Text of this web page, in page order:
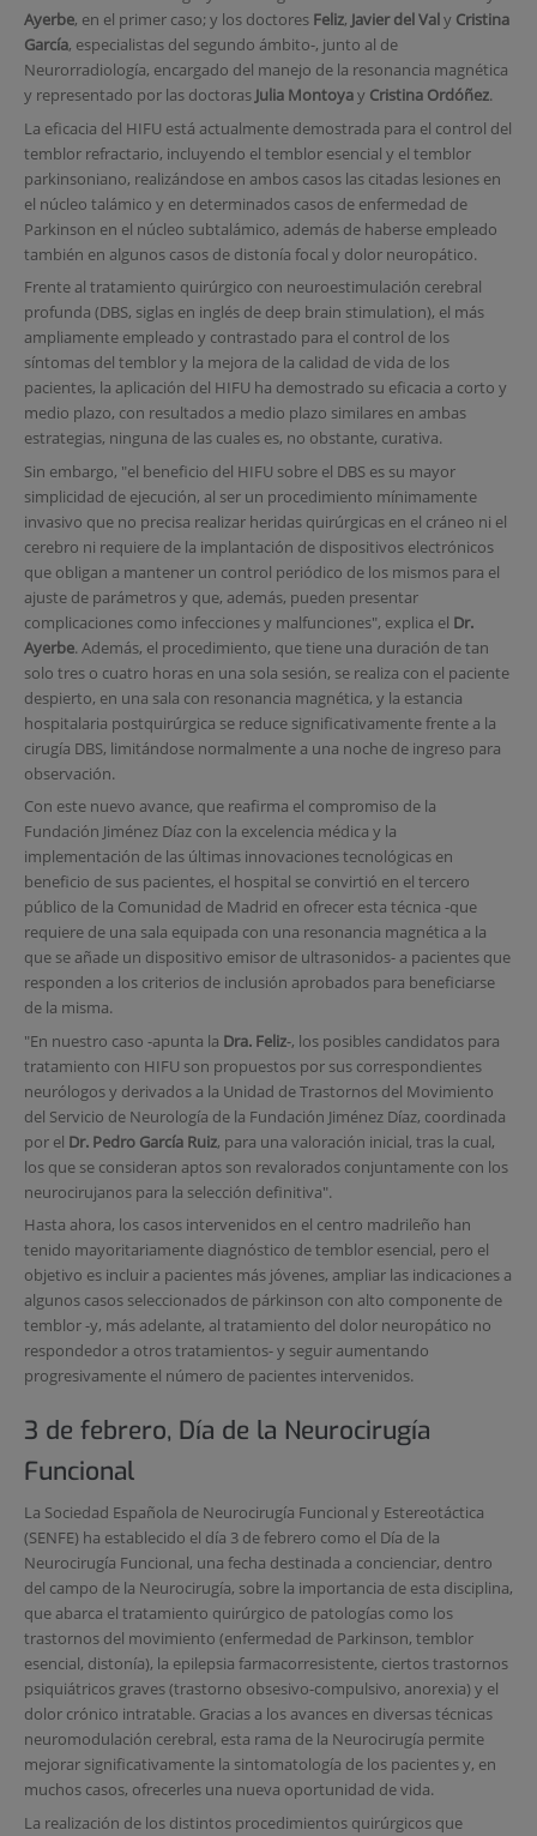
Ayerbe, en el primer caso; y los doctores Feliz, Javier del Val y Cristina
García, especialistas del segundo ámbito-, junto al de
Neurorradiología, encargado del manejo de la resonancia magnética
y representado por las doctoras Julia Montoyay Cristina Ordóñez.
La eficacia del HIFU está actualmente demostrada para el control del
temblor refractario, incluyendo el temblor esencial y el temblor
parkinsoniano, realizándose en ambos casos las citadas lesiones en
el núcleo talámico y en determinados casos de enfermedad de
Parkinson en el núcleo subtalámico, además de haberse empleado
también en algunos casos de distonía focal y dolor neuropático.
Frente al tratamiento quirúrgico con neuroestimulación cerebral
profunda (DBS, siglas en inglés de deep brain stimulation), el más
ampliamente empleado y contrastado para el control de los
síntomas del temblor y la mejora de la calidad de vida de los
pacientes, la aplicación del HIFU ha demostrado su eficacia a corto y
medio plazo, con resultados a medio plazo similares en ambas
estrategias, ninguna de las cuales es, no obstante, curativa.
Sin embargo, "el beneficio del HIFU sobre el DBS es su mayor
simplicidad de ejecución, al ser un procedimiento mínimamente
invasivo que no precisa realizar heridas quirúrgicas en el cráneo ni el
cerebro ni requiere de la implantación de dispositivos electrónicos
que obligan a mantener un control periódico de los mismos para el
ajuste de parámetros y que, además, pueden presentar
complicaciones como infecciones y malfunciones", explica el Dr.
Ayerbe. Además, el procedimiento, que tiene una duración de tan
solo tres o cuatro horas en una sola sesión, se realiza con el paciente
despierto, en una sala con resonancia magnética, y la estancia
hospitalaria postquirúrgica se reduce significativamente frente a la
cirugía DBS, limitándose normalmente a una noche de ingreso para
observación.
Con este nuevo avance, que reafirma el compromiso de la
Fundación Jiménez Díaz con la excelencia médica y la
implementación de las últimas innovaciones tecnológicas en
beneficio de sus pacientes, el hospital se convirtió en el tercero
público de la Comunidad de Madrid en ofrecer esta técnica -que
requiere de una sala equipada con una resonancia magnética a la
que se añade un dispositivo emisor de ultrasonidos- a pacientes que
responden a los criterios de inclusión aprobados para beneficiarse
de la misma.
"En nuestro caso -apunta la Dra. Feliz-, los posibles candidatos para
tratamiento con HIFU son propuestos por sus correspondientes
neurólogos y derivados a la Unidad de Trastornos del Movimiento
del Servicio de Neurología de la Fundación Jiménez Díaz, coordinada
por el Dr. Pedro García Ruiz, para una valoración inicial, tras la cual,
los que se consideran aptos son revalorados conjuntamente con los
neurocirujanos para la selección definitiva".
Hasta ahora, los casos intervenidos en el centro madrileño han
tenido mayoritariamente diagnóstico de temblor esencial, pero el
objetivo es incluir a pacientes más jóvenes, ampliar las indicaciones a
algunos casos seleccionados de párkinson con alto componente de
temblor -y, más adelante, al tratamiento del dolor neuropático no
respondedor a otros tratamientos- y seguir aumentando
progresivamente el número de pacientes intervenidos.
3 de febrero, Día de la Neurocirugía
Funcional
La Sociedad Española de Neurocirugía Funcional y Estereotáctica
(SENFE) ha establecido el día 3 de febrero como el Día de la
Neurocirugía Funcional, una fecha destinada a concienciar, dentro
del campo de la Neurocirugía, sobre la importancia de esta disciplina,
que abarca el tratamiento quirúrgico de patologías como los
trastornos del movimiento (enfermedad de Parkinson, temblor
esencial, distonía), la epilepsia farmacorresistente, ciertos trastornos
psiquiátricos graves (trastorno obsesivo-compulsivo, anorexia) y el
dolor crónico intratable. Gracias a los avances en diversas técnicas
neuromodulación cerebral, esta rama de la Neurocirugía permite
mejorar significativamente la sintomatología de los pacientes y, en
muchos casos, ofrecerles una nueva oportunidad de vida.
La realización de los distintos procedimientos quirúrgicos que